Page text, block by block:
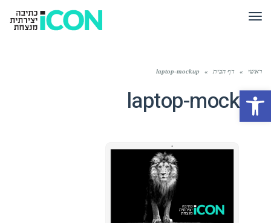
פתח סרגל נגישות
תפריט
ראשי » דף הבית »
laptop-mockup
laptop-mockup